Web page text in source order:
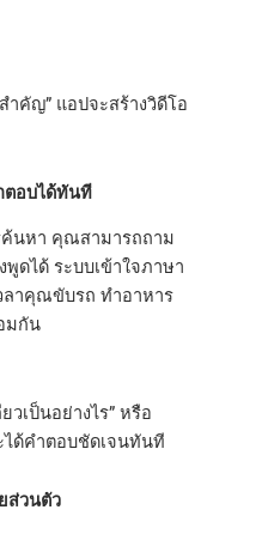
คัญ” แอปจะสร้างวิดีโอ
อบได้ทันที
ค้นหา คุณสามารถถาม
ดได้ ระบบเข้าใจภาษา
ลาคุณขับรถ ทำอาหาร
มกัน
วเป็นอย่างไร” หรือ
ด้คำตอบชัดเจนทันที
ส่วนตัว